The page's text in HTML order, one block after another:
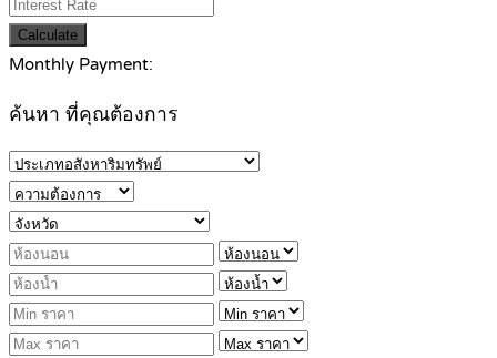
Calculate
Monthly Payment:
ค้นหา ที่คุณต้องการ